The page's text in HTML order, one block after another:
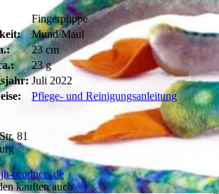
Fingerpuppe
Mund/Maul
23 cm
23 g
Juli 2022
Pflege- und Reinigungsanleitung
81
products.de
kauften auch